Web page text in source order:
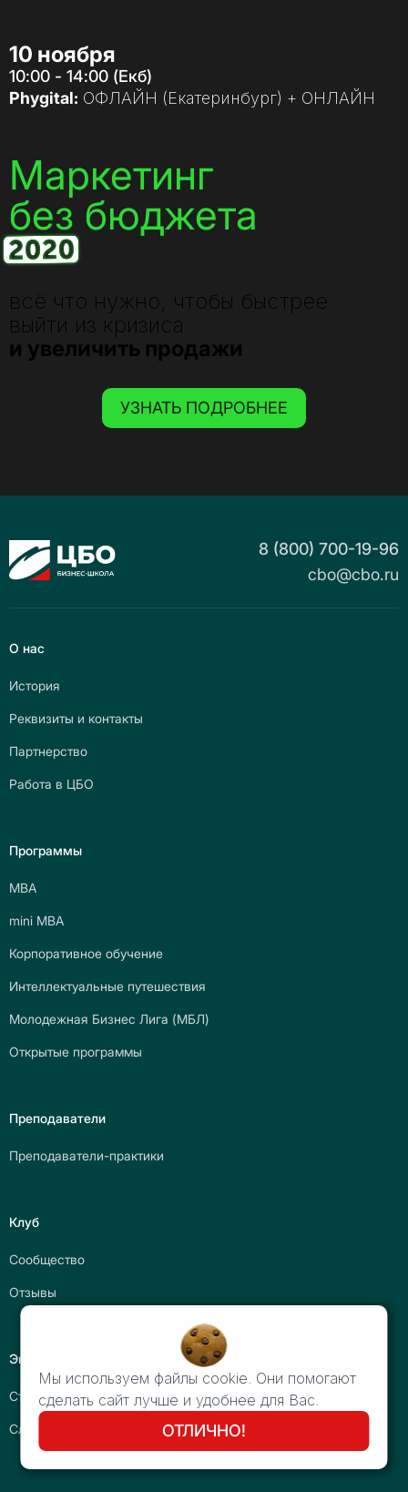
10 ноября
10:00 - 14:00 (Екб)
Phygital: ОФЛАЙН (Екатеринбург) + ОНЛАЙН
Маркетинг
без бюджета
всё что нужно, чтобы быстрее
выйти из кризиса
и увеличить продажи
УЗНАТЬ ПОДРОБНЕЕ
8 (800) 700-19-96
cbo@cbo.ru
О нас
История
Реквизиты и контакты
Партнерство
Работа в ЦБО
Программы
МВА
mini МВА
Корпоративное обучение
Интеллектуальные путешествия
Молодежная Бизнес Лига (МБЛ)
Открытые программы
Преподаватели
Преподаватели-практики
Клуб
Сообщество
Отзывы
Экспертиза и статьи
Статьи
Словарь бизнес-терминов
Мы используем файлы cookie. Они помогают
сделать сайт лучше и удобнее для Вас.
ОТЛИЧНО!